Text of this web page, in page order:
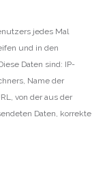
jedes Mal
und in den
Daten sind: IP-
Name der
von der aus der
Daten, korrekte